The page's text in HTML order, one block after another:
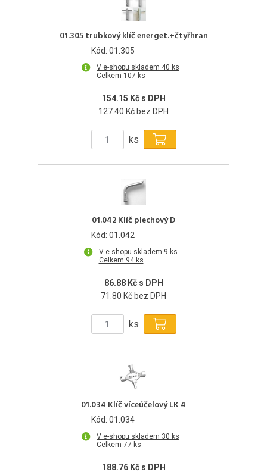
01.305 trubkový klíč energet.+čtyřhran
Kód: 01.305
V e-shopu skladem 40 ks
Celkem 107 ks
154.15 Kč s DPH
127.40 Kč bez DPH
ks
01.042 Klíč plechový D
Kód: 01.042
V e-shopu skladem 9 ks
Celkem 94 ks
86.88 Kč s DPH
71.80 Kč bez DPH
ks
01.034 Klíč víceúčelový LK 4
Kód: 01.034
V e-shopu skladem 30 ks
Celkem 77 ks
188.76 Kč s DPH